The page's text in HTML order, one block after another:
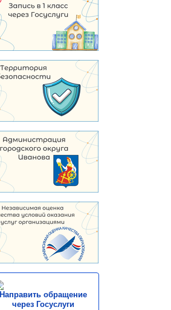
Направить обращение
через Госуслуги